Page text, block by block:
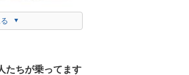
たちが乗ってます